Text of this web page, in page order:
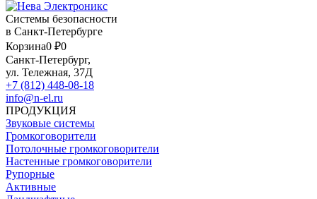
Системы безопасности
в Санкт-Петербурге
Корзина0 ₽0
Санкт-Петербург,
ул. Тележная, 37Д
+7 (812) 448-08-18
info@n-el.ru
ПРОДУКЦИЯ
Звуковые системы
Громкоговорители
Потолочные громкоговорители
Настенные громкоговорители
Рупорные
Активные